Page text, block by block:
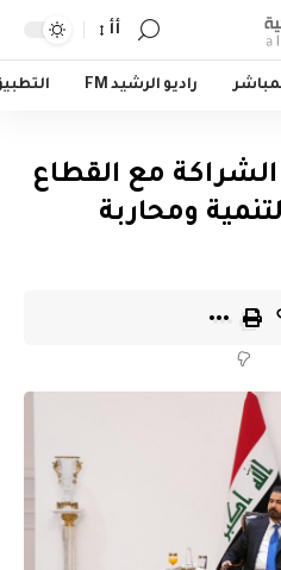
أأ
راديو الرشيد FM
الشراكة مع القطاع
ومحاربة